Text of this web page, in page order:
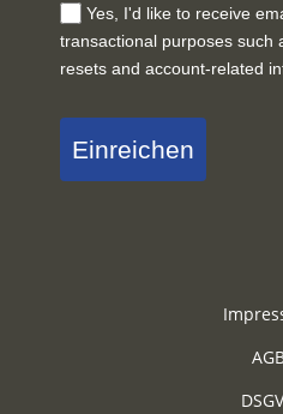
Yes, I'd like to receive
transactional purposes such
resets and account-related
Einreichen